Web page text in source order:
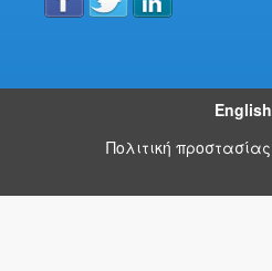
English
Πολιτική προστασίας